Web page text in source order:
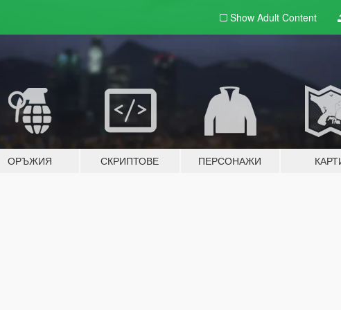
Show Adult Content
ОРЪЖИЯ СКРИПТОВЕ ПЕРСОНАЖИ